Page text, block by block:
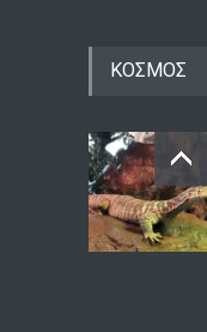
ΚΟΣΜΟΣ